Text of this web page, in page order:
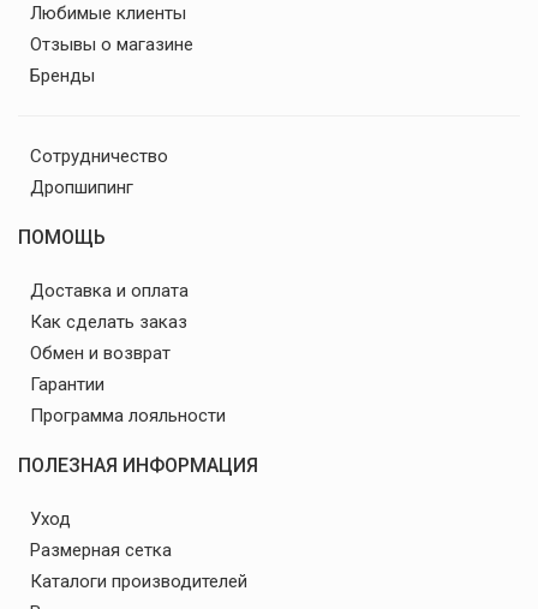
Любимые клиенты
Отзывы о магазине
Бренды
Сотрудничество
Дропшипинг
ПОМОЩЬ
Доставка и оплата
Как сделать заказ
Обмен и возврат
Гарантии
Программа лояльности
ПОЛЕЗНАЯ ИНФОРМАЦИЯ
Уход
Размерная сетка
Каталоги производителей